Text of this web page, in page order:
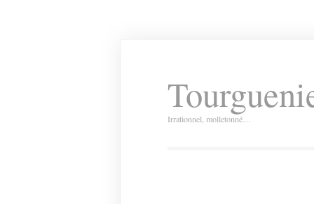
Irrationnel, molletonné…